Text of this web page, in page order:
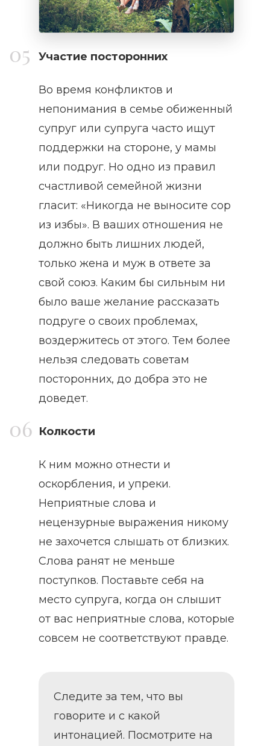
Участие посторонних
Во время конфликтов и
непонимания в семье обиженный
супруг или супруга часто ищут
поддержки на стороне, у мамы
или подруг. Но одно из правил
счастливой семейной жизни
гласит: «Никогда не выносите сор
из избы». В ваших отношения не
должно быть лишних людей,
только жена и муж в ответе за
свой союз. Каким бы сильным ни
было ваше желание рассказать
подруге о своих проблемах,
воздержитесь от этого. Тем более
нельзя следовать советам
посторонних, до добра это не
доведет.
Колкости
К ним можно отнести и
оскорбления, и упреки.
Неприятные слова и
нецензурные выражения никому
не захочется слышать от близких.
Слова ранят не меньше
поступков. Поставьте себя на
место супруга, когда он слышит
от вас неприятные слова, которые
совсем не соответствуют правде.
Следите за тем, что вы
говорите и с какой
интонацией. Посмотрите на